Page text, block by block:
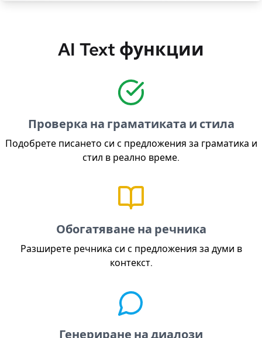
AI Text функции
Проверка на граматиката и стила
Подобрете писането си с предложения за граматика и
стил в реално време.
Обогатяване на речника
Разширете речника си с предложения за думи в
контекст.
Генериране на диалози